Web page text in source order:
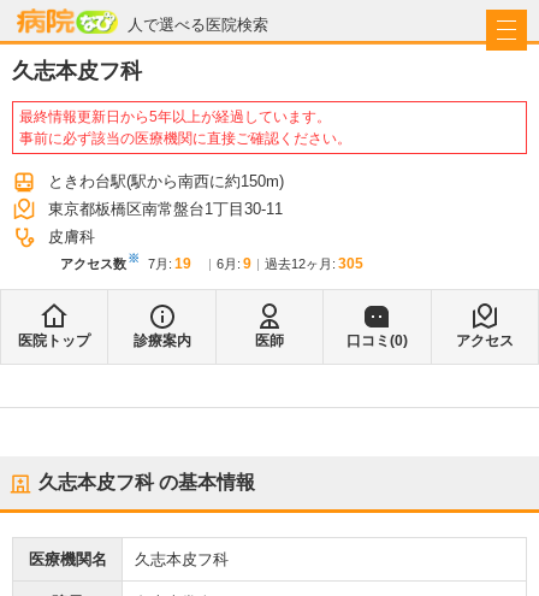
人で選べる医院検索
病院なび
久志本皮フ科
最終情報更新日から5年以上が経過しています。
事前に必ず該当の医療機関に直接ご確認ください。
ときわ台駅(駅から南西に約150m)
東京都板橋区南常盤台1丁目30-11
皮膚科
アクセス数※ 7月 : 19 6月 : 9 過去12ヶ月: 305
医院トップ 診療案内 医師 口コミ(0) アクセス
久志本皮フ科の基本情報
医療機関名 久志本皮フ科